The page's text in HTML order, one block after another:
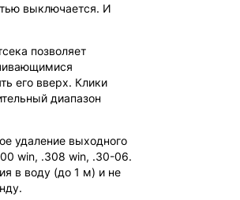
выключается. И
позволяет
его вверх. Клики
диапазон
удаление выходного
win, .308 win, .30-06.
в воду (до 1 м) и не